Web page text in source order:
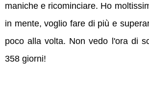
maniche e ricominciare. Ho
in mente, voglio fare di più e
poco alla volta. Non vedo l'ora di
358 giorni!